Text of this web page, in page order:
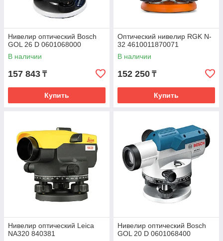
Нивелир оптический Bosch
GOL 26 D 0601068000
В наличии
157 843 ₸
Купить
Оптический нивелир RGK N-
32 4610011870071
В наличии
152 250 ₸
Купить
Нивелир оптический Leica
NA320 840381
Нивелир оптический Bosch
GOL 20 D 0601068400